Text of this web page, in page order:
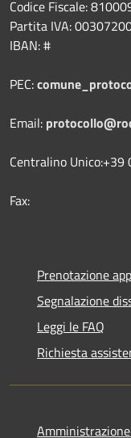
Codice Fiscale:
Partita IVA:
IBAN: #
PEC:
Email:
Centralino
Fax:
Prenotazione
Segnalazione
Leggi le FAQ
Richiesta